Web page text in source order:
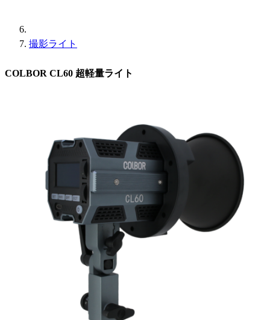
撮影ライト
COLBOR CL60 超軽量ライト